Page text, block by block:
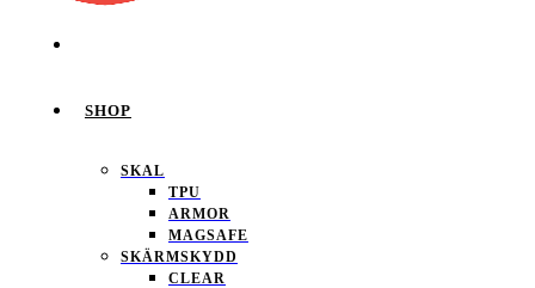
SHOP
SKAL
TPU
ARMOR
MAGSAFE
SKÄRMSKYDD
CLEAR